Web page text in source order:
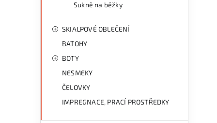
Sukně na běžky
SKIALPOVÉ OBLEČENÍ
BATOHY
BOTY
NESMEKY
ČELOVKY
IMPREGNACE, PRACÍ PROSTŘEDKY